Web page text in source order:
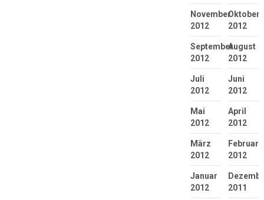
November
2012
Oktober
2012
September
2012
August
2012
Juli
2012
Juni
2012
Mai
2012
April
2012
März
2012
Februar
2012
Januar
2012
2011